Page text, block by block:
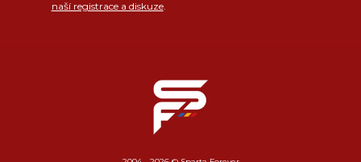
naší registrace a diskuze.